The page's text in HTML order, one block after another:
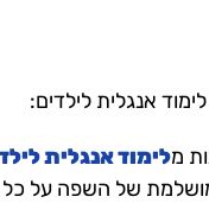
אנגלית לילדים:
מלימוד אנגלית
של השפה על כל